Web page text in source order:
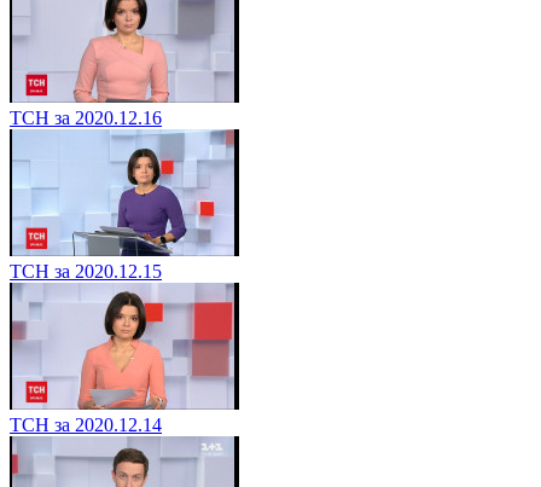
ТСН за 2020.12.16
ТСН за 2020.12.15
ТСН за 2020.12.14